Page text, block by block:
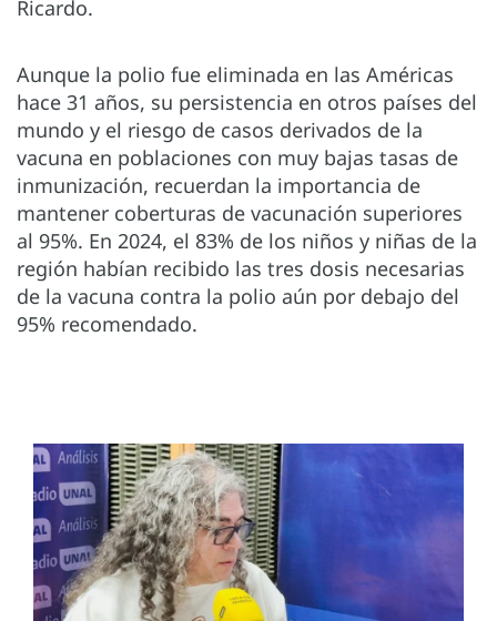
Ricardo.
Aunque la polio fue eliminada en las Américas
hace 31 años, su persistencia en otros países del
mundo y el riesgo de casos derivados de la
vacuna en poblaciones con muy bajas tasas de
inmunización, recuerdan la importancia de
mantener coberturas de vacunación superiores
al 95%. En 2024, el 83% de los niños y niñas de la
región habían recibido las tres dosis necesarias
de la vacuna contra la polio aún por debajo del
95% recomendado.